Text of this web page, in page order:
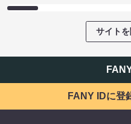
サイト
FANY IDに登